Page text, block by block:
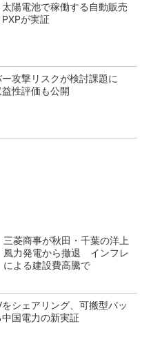
陽電池で稼働する自動販売
が実証
攻撃リスクが検討課題に
性評価も公開
三菱商事が秋田・千葉の洋上
風力発電から撤退 インフレ
による建設費高騰で
シェアリング、可搬型バッ
国電力の新実証